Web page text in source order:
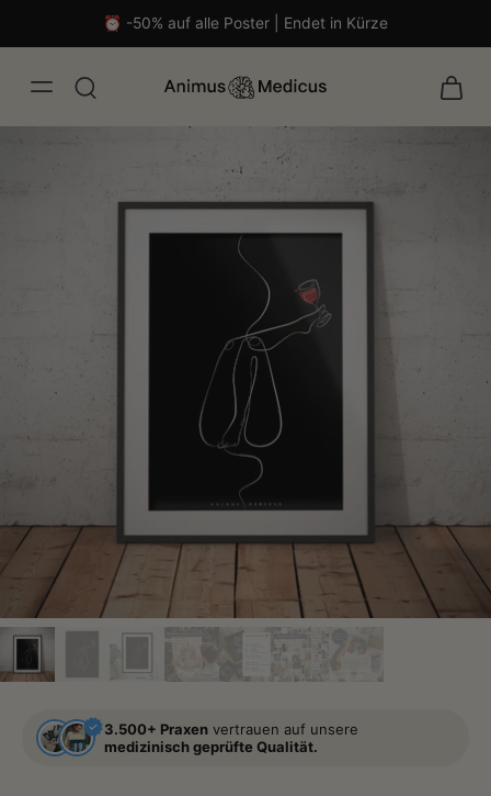
⏰ -50% auf alle Poster | Endet in Kürze
3.500+ Praxen vertrauen auf unsere
medizinisch geprüfte Qualität.